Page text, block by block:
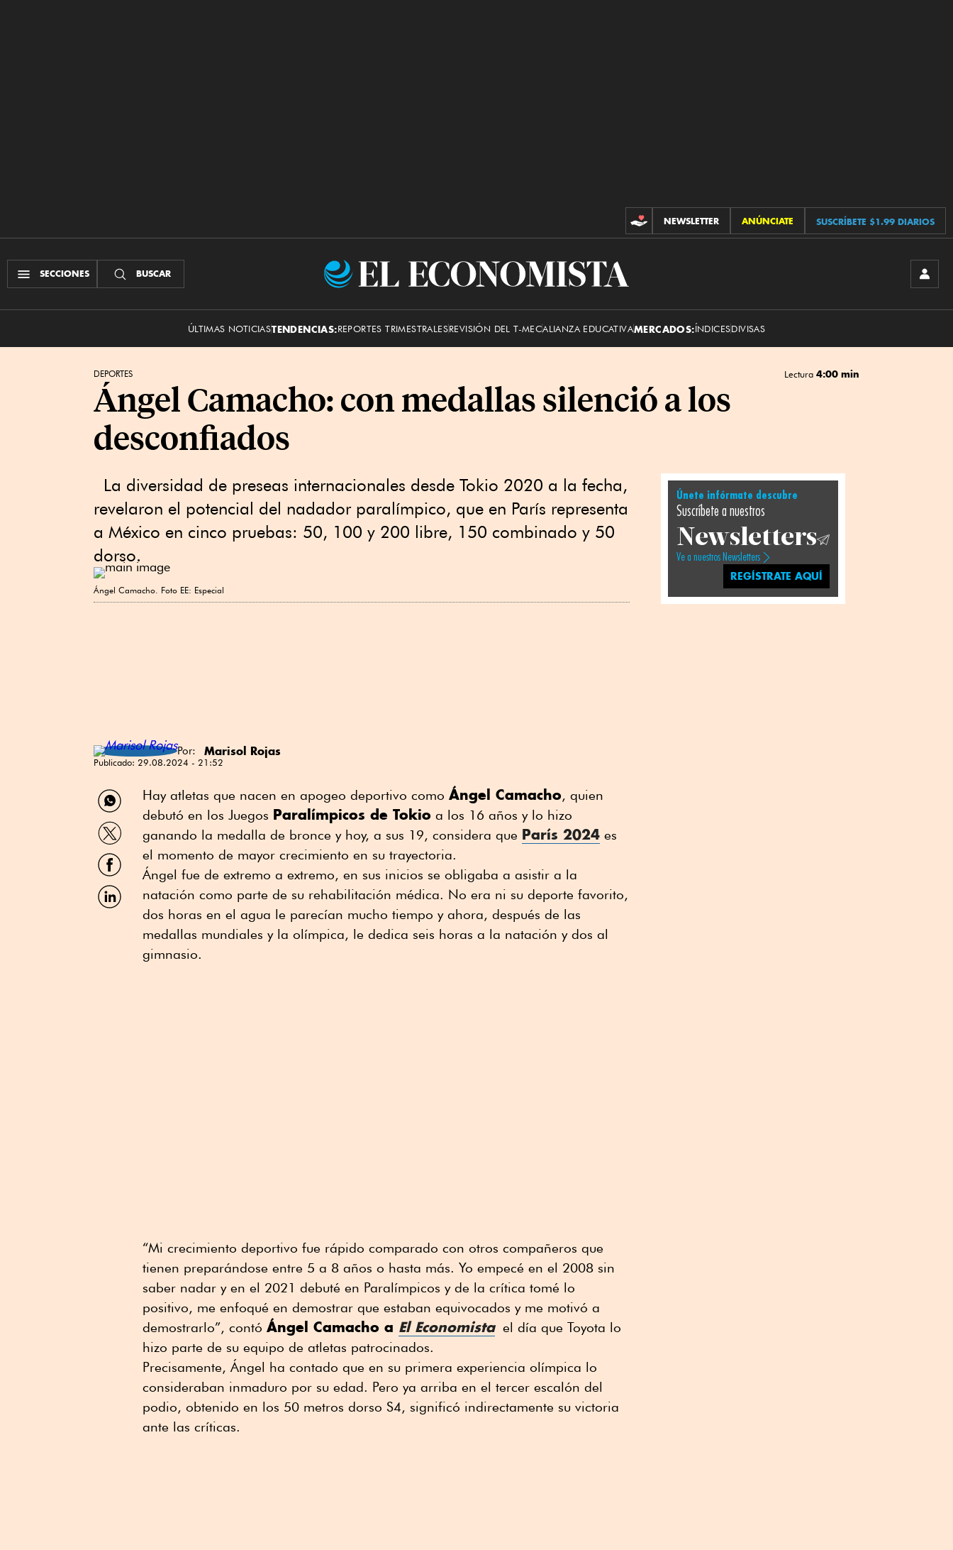
CONTRIBUCIONES
NEWSLETTER ANÚNCIATE SUSCRÍBETE $1.99 DIARIOS
SECCIONES BUSCAR
El
ÚLTIMAS NOTICIASTENDENCIAS:REPORTES TRIMESTRALESREVISIÓN DEL T-MECALIANZA EDUCATIVAMERCADOS:ÍNDICESDIVISAS
DEPORTES Lectura 4:00 min
Ángel Camacho: con medallas silenció a los
desconfiados
La diversidad de preseas internacionales desde Tokio 2020 a la fecha,
revelaron el potencial del nadador paralímpico, que en París representa
a México en cinco pruebas: 50, 100 y 200 libre, 150 combinado y 50
dorso.
Ángel Camacho. Foto EE: Especial
Por: Marisol Rojas
Publicado: 29.08.2024 - 21:52
Compartir
por
WhatsApp
Compartir
por
Twitter
Compartir
por
Facebook
Compartir
por
Hay atletas que nacen en apogeo deportivo como Ángel Camacho, quien
debutó en los Juegos Paralímpicos de Tokio a los 16 años y lo hizo
ganando la medalla de bronce y hoy, a sus 19, considera que París 2024 es
el momento de mayor crecimiento en su trayectoria.
Ángel fue de extremo a extremo, en sus inicios se obligaba a asistir a la
natación como parte de su rehabilitación médica. No era ni su deporte favorito,
dos horas en el agua le parecían mucho tiempo y ahora, después de las
medallas mundiales y la olímpica, le dedica seis horas a la natación y dos al
gimnasio.
“Mi crecimiento deportivo fue rápido comparado con otros compañeros que
tienen preparándose entre 5 a 8 años o hasta más. Yo empecé en el 2008 sin
saber nadar y en el 2021 debuté en Paralímpicos y de la crítica tomé lo
positivo, me enfoqué en demostrar que estaban equivocados y me motivó a
demostrarlo”, contó Ángel Camacho a El Economistael día que Toyota lo
hizo parte de su equipo de atletas patrocinados.
Precisamente, Ángel ha contado que en su primera experiencia olímpica lo
consideraban inmaduro por su edad. Pero ya arriba en el tercer escalón del
podio, obtenido en los 50 metros dorso S4, significó indirectamente su victoria
ante las críticas.
Únete infórmate descubre
Suscríbete a nuestros
Newsletters
Ve a nuestros Newsletters
REGÍSTRATE AQUÍ